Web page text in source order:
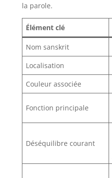
la parole.
Élément clé
Nom sanskrit
Localisation
Couleur associée
Fonction principale
Déséquilibre courant